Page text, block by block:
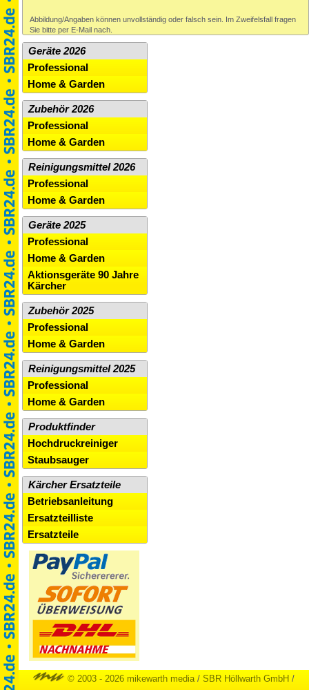
Abbildung/Angaben können unvollständig oder falsch sein. Im Zweifelsfall fragen
Sie bitte per E-Mail nach.
Geräte 2026
Professional
Home & Garden
Zubehör 2026
Professional
Home & Garden
Reinigungsmittel 2026
Professional
Home & Garden
Geräte 2025
Professional
Home & Garden
Aktionsgeräte 90 Jahre
Kärcher
Zubehör 2025
Professional
Home & Garden
Reinigungsmittel 2025
Professional
Home & Garden
Produktfinder
Hochdruckreiniger
Staubsauger
Kärcher Ersatzteile
Betriebsanleitung
Ersatzteilliste
Ersatzteile
© 2003 - 2026 mikewarth media / SBR Höllwarth GmbH /